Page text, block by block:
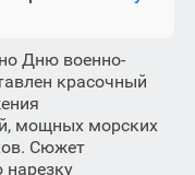
Дню военно-
красочный
мощных морских
Сюжет